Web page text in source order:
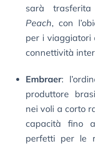
sarà
Peach, con
per i viaggiatori
connettività
Embraer:
produttore
nei voli a corto
capacità fino
perfetti per le